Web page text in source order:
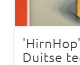
Duitse